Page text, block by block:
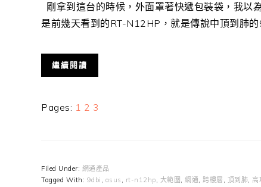
剛拿到這台的時候，外面罩著快遞包裝袋，我以
是前幾天看到的RT-N12HP，就是傳說中頂到肺的
繼續閱讀
Pages: Page
1 Page
2 Page
3
Filed Under: 網通產品
Tagged With: 9dbi , asus , rt-n12hp, 大範圍 , 網通, 跨樓層 , 頂到肺, 高